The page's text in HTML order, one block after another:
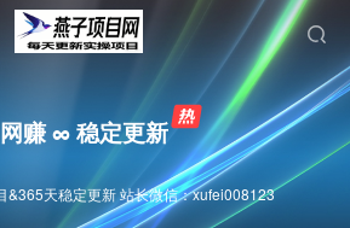
赚 ∞ 稳定更新
&365天稳定更新 站长微信：xufei008123